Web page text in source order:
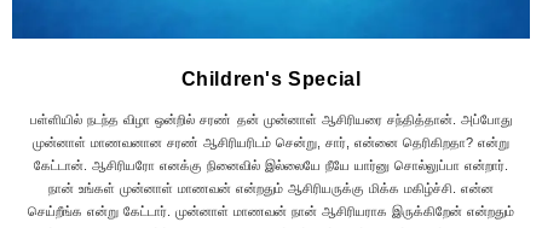
Children's Special
பள்ளியில் நடந்த விழா ஒன்றில் சரண் தன் முன்னாள் ஆசிரியரை சந்தித்தான். அப்போது
முன்னாள் மாணவனான சரண் ஆசிரியரிடம் சென்று, சார், என்னை தெரிகிறதா? என்று
கேட்டான். ஆசிரியரோ எனக்கு நினைவில் இல்லையே நீயே யார்னு சொல்லுப்பா என்றார்.
நான் உங்கள் முன்னாள் மாணவன் என்றதும் ஆசிரியருக்கு மிக்க மகிழ்ச்சி. என்ன
செய்றீங்க என்று கேட்டார். முன்னாள் மாணவன் நான் ஆசிரியராக இருக்கிறேன் என்றதும்